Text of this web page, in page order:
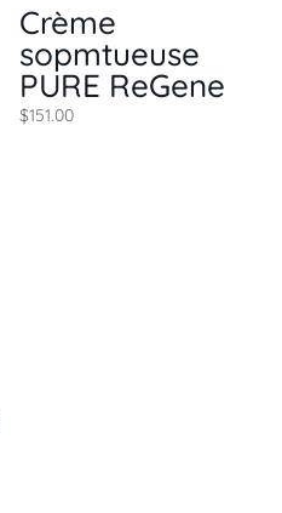
Crème
sopmtueuse
PURE ReGene
$151.00